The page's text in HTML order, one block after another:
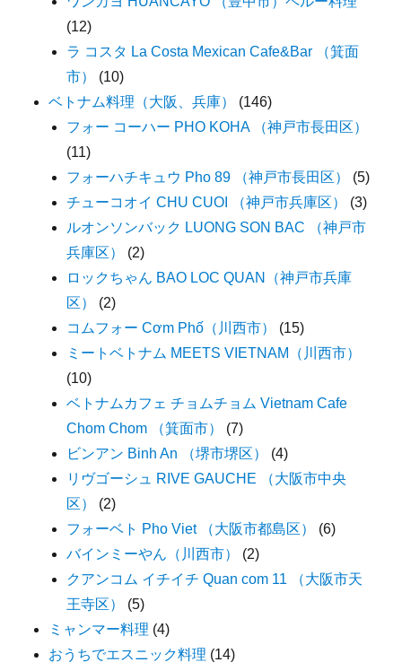
(12)
ラ コスタ La Costa Mexican Cafe&Bar （箕面
市）
(10)
ベトナム料理（大阪、兵庫）
(146)
フォー コーハー PHO KOHA （神戸市長田区）
(11)
フォーハチキュウ Pho 89 （神戸市長田区）
(5)
チューコオイ CHU CUOI （神戸市兵庫区）
(3)
ルオンソンバック LUONG SON BAC （神戸市
兵庫区）
(2)
ロックちゃん BAO LOC QUAN（神戸市兵庫
区）
(2)
コムフォー Cơm Phố（川西市）
(15)
ミートベトナム MEETS VIETNAM（川西市）
(10)
ベトナムカフェ チョムチョム Vietnam Cafe
Chom Chom （箕面市）
(7)
ビンアン Binh An （堺市堺区）
(4)
リヴゴーシュ RIVE GAUCHE （大阪市中央
区）
(2)
フォーベト Pho Viet （大阪市都島区）
(6)
バインミーやん（川西市）
(2)
クアンコム イチイチ Quan com 11 （大阪市天
王寺区）
(5)
ミャンマー料理 (4)
おうちでエスニック料理 (14)